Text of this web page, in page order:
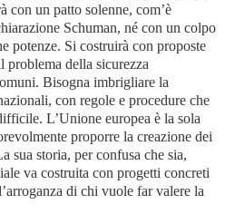
con un patto solenne, com’è
Schuman, né con un colpo
potenze. Si costruirà con proposte
problema della sicurezza
Bisogna imbrigliare la
con regole e procedure che
L’Unione europea è la sola
proporre la creazione dei
storia, per confusa che sia,
va costruita con progetti concreti
di chi vuole far valere la